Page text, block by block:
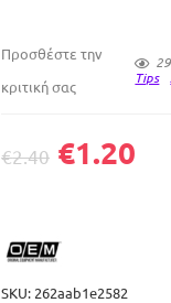
Προσθέστε την
κριτική σας
29
Tips
€2.40 €1.20
SKU: 262aab1e2582